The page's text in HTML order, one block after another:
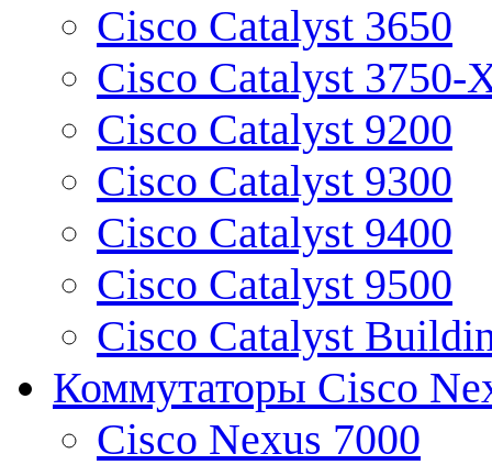
Cisco Catalyst 3650
Cisco Catalyst 3750-
Cisco Catalyst 9200
Cisco Catalyst 9300
Cisco Catalyst 9400
Cisco Catalyst 9500
Cisco Catalyst
Коммутаторы Cisco
Cisco Nexus 7000